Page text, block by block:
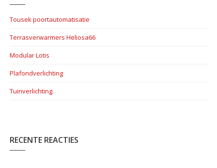
Tousek poortautomatisatie
Terrasverwarmers Heliosa66
Modular Lotis
Plafondverlichting
Tuinverlichting.
RECENTE REACTIES